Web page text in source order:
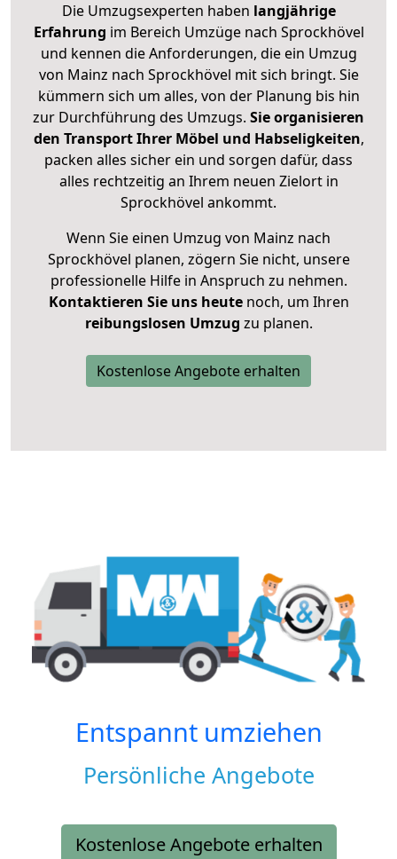
Die Umzugsexperten haben langjährige
Erfahrung im Bereich Umzüge nach Sprockhövel
und kennen die Anforderungen, die ein Umzug
von Mainz nach Sprockhövel mit sich bringt. Sie
kümmern sich um alles, von der Planung bis hin
zur Durchführung des Umzugs. Sie organisieren
den Transport Ihrer Möbel und Habseligkeiten,
packen alles sicher ein und sorgen dafür, dass
alles rechtzeitig an Ihrem neuen Zielort in
Sprockhövel ankommt.
Wenn Sie einen Umzug von Mainz nach
Sprockhövel planen, zögern Sie nicht, unsere
professionelle Hilfe in Anspruch zu nehmen.
Kontaktieren Sie uns heutenoch, um Ihren
reibungslosen Umzug zu planen.
Kostenlose Angebote erhalten
Entspannt umziehen
Persönliche Angebote
Kostenlose Angebote erhalten